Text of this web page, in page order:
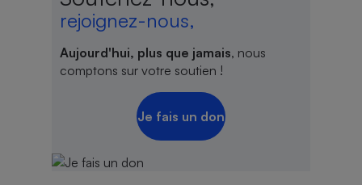
rejoignez-nous,
Aujourd'hui, plus que jamais, nous
comptons sur votre soutien !
Je fais un don